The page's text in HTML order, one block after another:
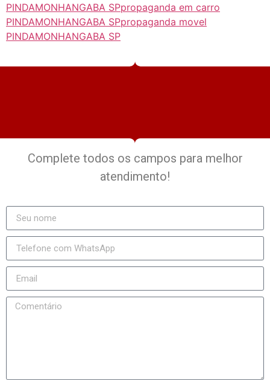
PINDAMONHANGABA SPpropaganda em carro
PINDAMONHANGABA SPpropaganda movel
PINDAMONHANGABA SP
Complete todos os campos para melhor
atendimento!